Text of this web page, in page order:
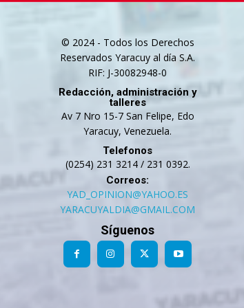
© 2024 - Todos los Derechos
Reservados Yaracuy al día S.A.
RIF: J-30082948-0
Redacción, administración y
talleres
Av 7 Nro 15-7 San Felipe, Edo
Yaracuy, Venezuela.
Telefonos
(0254) 231 3214 / 231 0392.
Correos:
YAD_OPINION@YAHOO.ES
YARACUYALDIA@GMAIL.COM
Síguenos